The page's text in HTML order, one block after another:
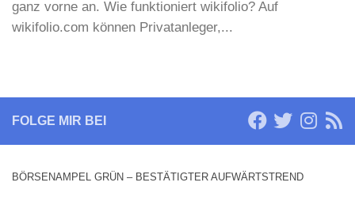
ganz vorne an. Wie funktioniert wikifolio? Auf
wikifolio.com können Privatanleger,...
FOLGE MIR BEI
BÖRSENAMPEL GRÜN – BESTÄTIGTER AUFWÄRTSTREND